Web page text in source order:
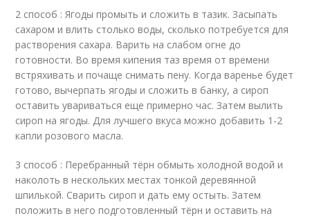
2 способ : Ягоды промыть и сложить в тазик. Засыпать
сахаром и влить столько воды, сколько потребуется для
растворения сахара. Варить на слабом огне до
готовности. Во время кипения таз время от времени
встряхивать и почаще снимать пену. Когда варенье будет
готово, вычерпать ягоды и сложить в банку, а сироп
оставить увариваться еще примерно час. Затем вылить
сироп на ягоды. Для лучшего вкуса можно добавить 1-2
капли розового масла.
3 способ : Перебранный тёрн обмыть холодной водой и
наколоть в нескольких местах тонкой деревянной
шпилькой. Сварить сироп и дать ему остыть. Затем
положить в него подготовленный тёрн и оставить на